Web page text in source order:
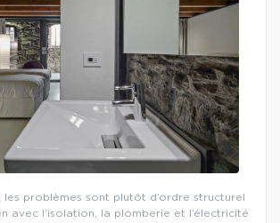
les problèmes sont plutôt d’ordre structurel
avec l’isolation, la plomberie et l’électricité